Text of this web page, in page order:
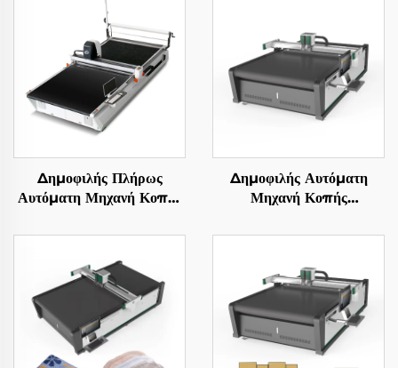
Δημοφιλής Πλήρως
Αυτόματη Μηχανή Κοπής
Υφάσματος, Εξοπλισμός
Κοπής Ενδυμάτων
Δημοφιλής Αυτόματη
Μηχανή Κοπής